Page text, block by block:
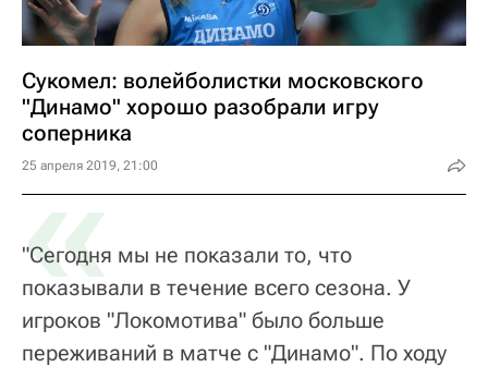
Сукомел: волейболистки московского
"Динамо" хорошо разобрали игру
соперника
25 апреля 2019, 21:00
«
"Сегодня мы не показали то, что
показывали в течение всего сезона. У
игроков "Локомотива" было больше
переживаний в матче с "Динамо". По ходу